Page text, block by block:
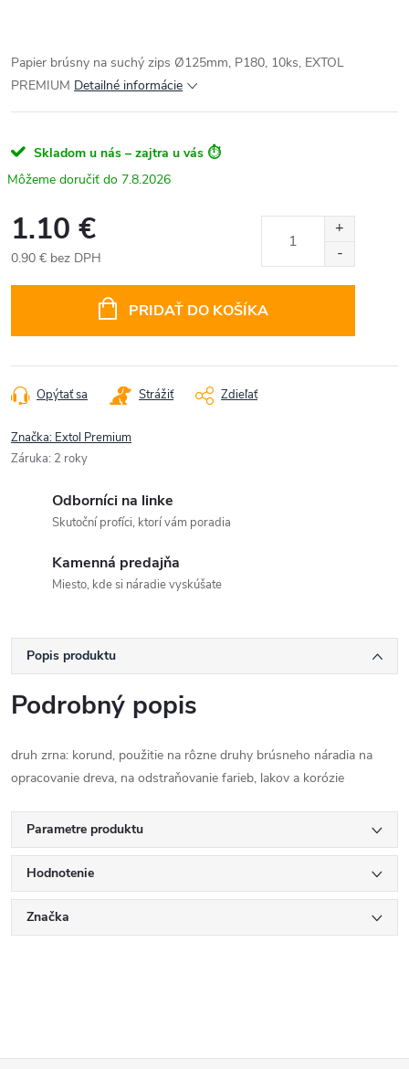
Papier brúsny na suchý zips Ø125mm, P180, 10ks, EXTOL
PREMIUM Detailné informácie
Skladom u nás – zajtra u vás ⏱️
7.8.2026
1.10 €
0.90 € bez DPH
PRIDAŤ DO KOŠÍKA
Opýtať sa Strážiť Zdieľať
Značka: Extol Premium
Záruka: 2 roky
Odborníci na linke
Skutoční profíci, ktorí vám poradia
Kamenná predajňa
Miesto, kde si náradie vyskúšate
Popis produktu
Podrobný popis
druh zrna: korund, použitie na rôzne druhy brúsneho náradia na
opracovanie dreva, na odstraňovanie farieb, lakov a korózie
Parametre produktu
Hodnotenie
Značka